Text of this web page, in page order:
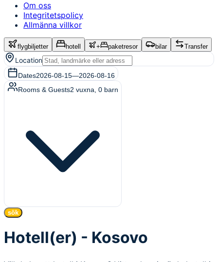
Om oss
Integritetspolicy
Allmänna villkor
flygbiljetter hotell + paketresor bilar Transfer
Location
Dates2026-08-15—2026-08-16
Rooms & Guests2 vuxna 0 barn
sök
Hotell(er) - Kosovo